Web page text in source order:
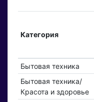
Категория
Бытовая техника
Бытовая техника/
Красота и здоровье